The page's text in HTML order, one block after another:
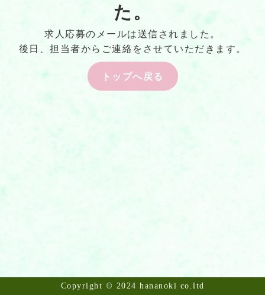
た。
求人応募のメールは送信されました。
後日、担当者からご連絡をさせていただきます。
トップへ戻る
Copyright © 2024 hananoki co.ltd